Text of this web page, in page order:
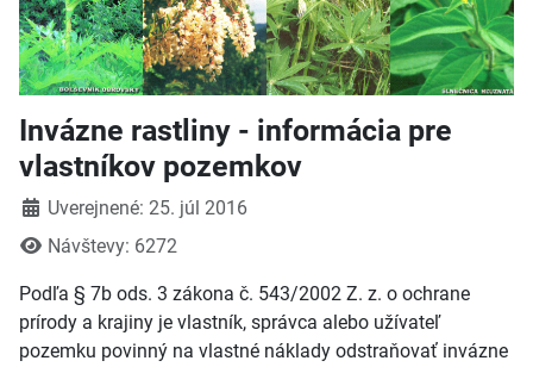
Invázne rastliny - informácia pre
vlastníkov pozemkov
DetailyUverejnené: 25. júl 2016
Návštevy: 6272
Podľa § 7b ods. 3 zákona č. 543/2002 Z. z. o ochrane
prírody a krajiny je vlastník, správca alebo užívateľ
pozemku povinný na vlastné náklady odstraňovať invázne